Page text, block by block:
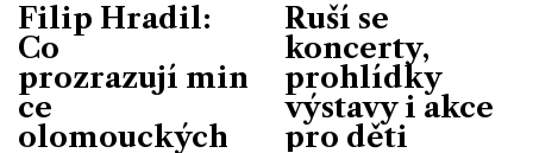
Filip Hradil:
Co
prozrazují min
ce
olomouckých
Ruší se
koncerty,
prohlídky
výstavy i akce
pro děti